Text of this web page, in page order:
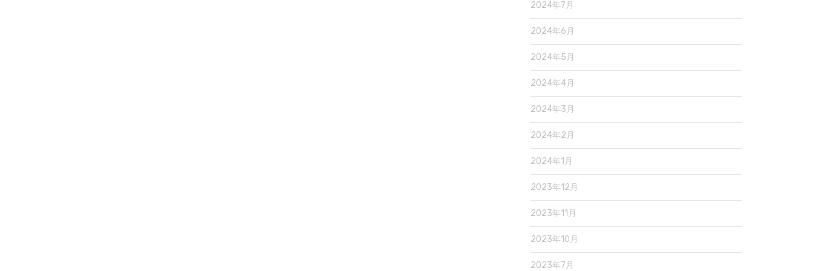
2024年7月
2024年6月
2024年5月
2024年4月
2024年3月
2024年2月
2024年1月
2023年12月
2023年11月
2023年10月
2023年7月